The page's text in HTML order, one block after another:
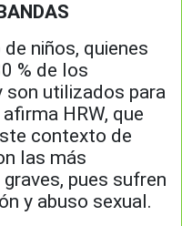
niños, quienes
% de los
son utilizados para
HRW, que
contexto de
las más
pues sufren
y abuso sexual.